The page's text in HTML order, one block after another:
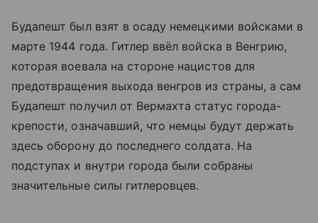
Будапешт был взят в осаду немецкими войсками в
марте 1944 года. Гитлер ввёл войска в Венгрию,
которая воевала на стороне нацистов для
предотвращения выхода венгров из страны, а сам
Будапешт получил от Вермахта статус города-
крепости, означавший, что немцы будут держать
здесь оборону до последнего солдата. На
подступах и внутри города были собраны
значительные силы гитлеровцев.